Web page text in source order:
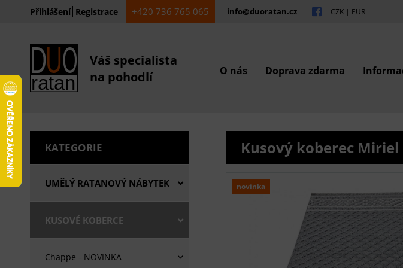
Přihlášení Registrace +420 736 765 065 info@duoratan.cz CZK | EUR
Váš specialista
na pohodlí
O nás Doprava zdarma
KATEGORIE
UMĚLÝ RATANOVÝ NÁBYTEK
KUSOVÉ KOBERCE
Chappe - NOVINKA
Kusový koberec Miriel
novinka